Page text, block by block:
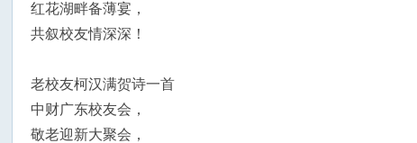
红花湖畔备薄宴，
共叙校友情深深！
老校友柯汉满贺诗一首
中财广东校友会，
敬老迎新大聚会，